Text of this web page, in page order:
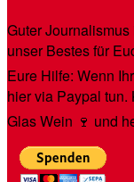
Guter
unser Bestes für
Eure Hilfe: Wenn
hier via Paypal tun.
Glas Wein 🍷 und